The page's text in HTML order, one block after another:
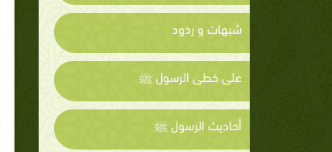
شبهات و ردود
على خطى الرسول ﷺ
أحاديث الرسول ﷺ